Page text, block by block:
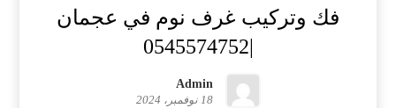
فك وتركيب غرف نوم في عجمان
Admin
18 نوفمبر، 2024